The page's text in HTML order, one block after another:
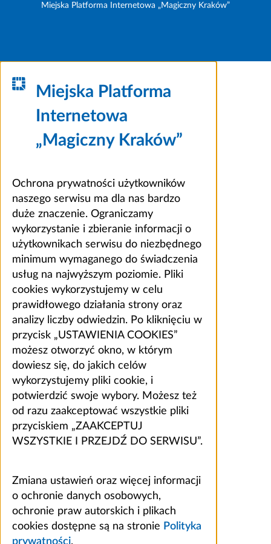
Miejska Platforma Internetowa „Magiczny Kraków”
Miejska Platforma
Internetowa
„Magiczny Kraków”
Ochrona prywatności użytkowników
naszego serwisu ma dla nas bardzo
duże znaczenie. Ograniczamy
wykorzystanie i zbieranie informacji o
użytkownikach serwisu do niezbędnego
minimum wymaganego do świadczenia
usług na najwyższym poziomie. Pliki
cookies wykorzystujemy w celu
prawidłowego działania strony oraz
analizy liczby odwiedzin. Po kliknięciu w
przycisk „USTAWIENIA COOKIES”
możesz otworzyć okno, w którym
dowiesz się, do jakich celów
wykorzystujemy pliki cookie, i
potwierdzić swoje wybory. Możesz też
od razu zaakceptować wszystkie pliki
przyciskiem „ZAAKCEPTUJ
WSZYSTKIE I PRZEJDŹ DO SERWISU”.
Zmiana ustawień oraz więcej informacji
o ochronie danych osobowych,
ochronie praw autorskich i plikach
cookies dostępne są na stronie Polityka
prywatności.